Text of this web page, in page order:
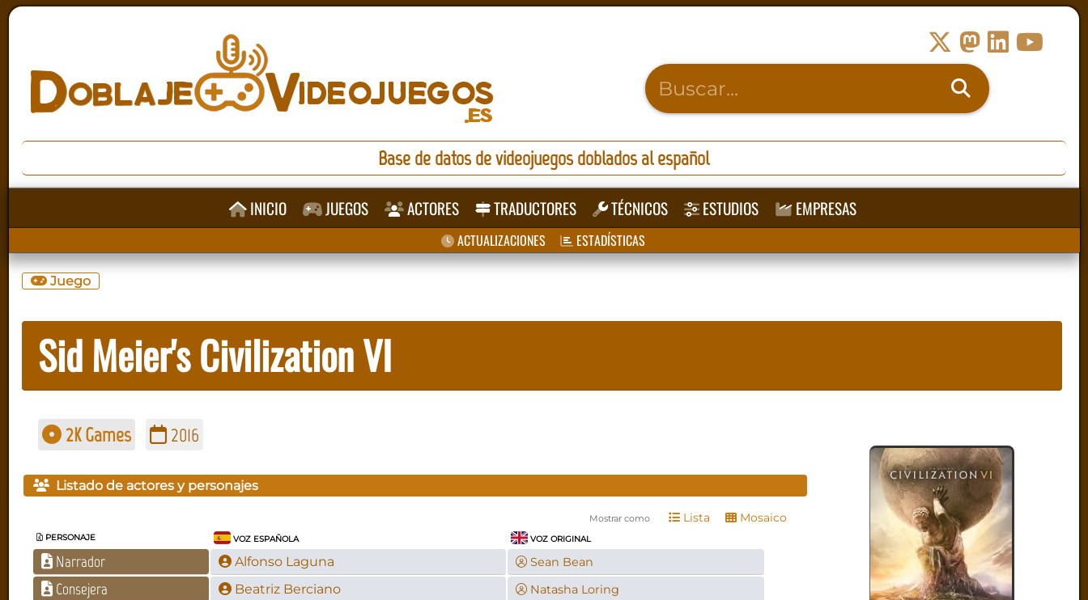
Base de datos de videojuegos doblados al español
INICIO JUEGOS ACTORES TRADUCTORES TÉCNICOS ESTUDIOS EMPRESAS
ACTUALIZACIONES ESTADÍSTICAS
Juego
Sid Meier's Civilization VI
2K Games 2016
Listado de actores y personajes
Mostrar como Lista Mosaico
PERSONAJE VOZ ESPAÑOLA VOZ ORIGINAL
Narrador Alfonso Laguna Sean Bean
Consejera Beatriz Berciano Natasha Loring